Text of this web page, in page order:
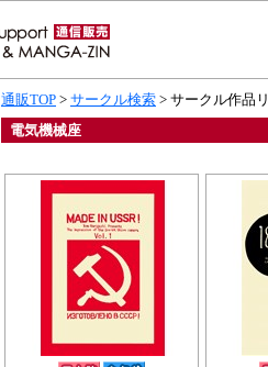
通販TOP > サークル検索 > サークル作品
電気機械座